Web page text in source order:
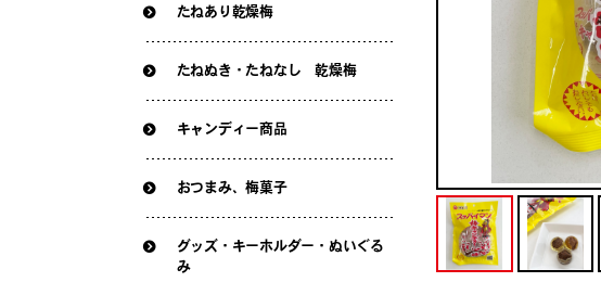
たねあり乾燥梅
たねぬき・たねなし 乾燥梅
キャンディー商品
おつまみ、梅菓子
グッズ・キーホルダー・ぬいぐる
み